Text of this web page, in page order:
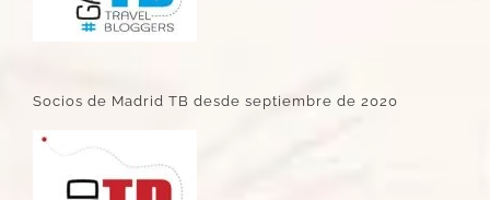
Socios de Madrid TB desde septiembre de 2020